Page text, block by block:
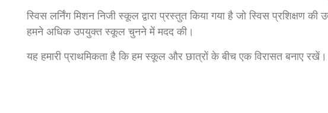
स्विस लर्निंग मिशन निजी स्कूल द्वारा प्रस्तुत किया गया है जो स्विस प्रशिक्षण की
हमने अधिक उपयुक्त स्कूल चुनने में मदद की।
यह हमारी प्राथमिकता है कि हम स्कूल और छात्रों के बीच एक विरासत बनाए रखें।